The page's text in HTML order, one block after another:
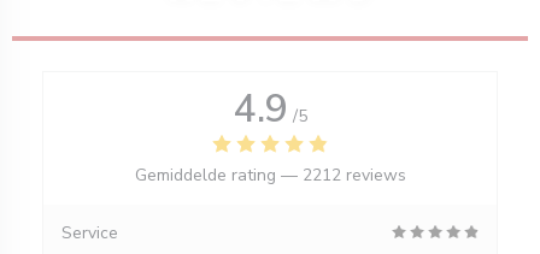
4.9 /5
Gemiddelde rating — 2212 reviews
Service